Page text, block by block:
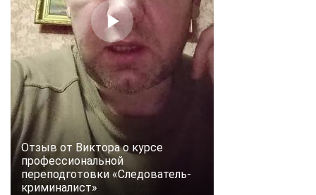
Отзыв от Виктора о курсе
профессиональной
переподготовки «Следователь-
криминалист»